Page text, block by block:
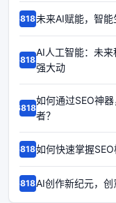
68189未来AI赋能，智能
68188
AI人工智能：未
强大动
68187
如何通过SEO神
者？
68186如何快速掌握
68185AI创作新纪元，创